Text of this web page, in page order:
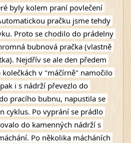
byly kolem praní povlečení
pračku jsme tehdy
Proto se chodilo do prádelny
bubnová pračka (vlastně
Nejdřív se ale den předem
v "máčírně" namočilo
i s nádrží převezlo do
pracího bubnu, napustila se
cyklus. Po vyprání se prádlo
do kamenných nádrží s
Po několika mácháních